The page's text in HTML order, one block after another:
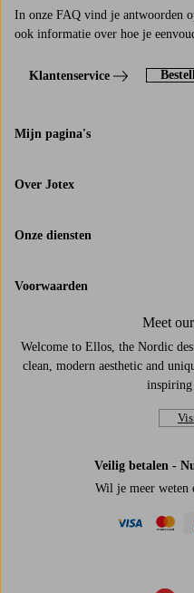
In onze FAQ vind je antwoorden
ook informatie over hoe je
Klantenservice
Mijn pagina's
Over Jotex
Onze diensten
Voorwaarden
Meet
Welcome to Ellos, the Nordic
clean, modern aesthetic and
inspiring
Veilig betalen -
Wil je meer weten